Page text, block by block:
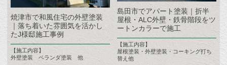
焼津市で和風住宅の外壁塗装
｜落ち着いた雰囲気を活かし
たJ様邸施工事例
【施工内容】
外壁塗装 ベランダ塗装 他
島田市でアパート塗装｜折半
屋根・ALC外壁・鉄骨階段をツ
ートンカラーで施工
【施工内容】
屋根塗装・外壁塗装・コーキング打ち
替え他